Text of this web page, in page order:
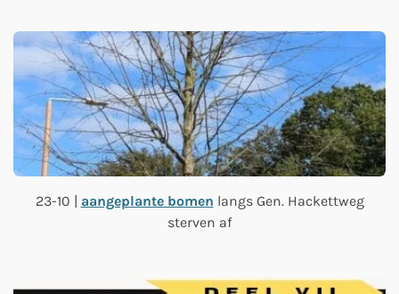
23-10 | aangeplante bomen langs Gen. Hackettweg
sterven af